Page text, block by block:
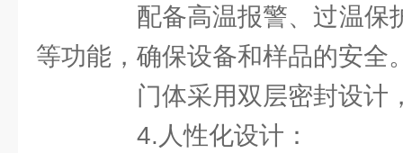
配备高温报警、过温保
等功能，确保设备和样品的安全
门体采用双层密封设计
4.人性化设计：